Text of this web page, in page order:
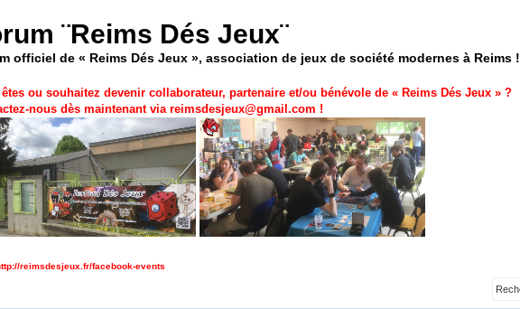
¨Reims Dés Jeux¨
officiel de « Reims Dés Jeux », association de jeux de société modernes à Reims !
ou souhaitez devenir collaborateur, partenaire et/ou bénévole de « Reims Dés Jeux » ?
nous dès maintenant via reimsdesjeux@gmail.com !
reimsdesjeux.fr/facebook-events